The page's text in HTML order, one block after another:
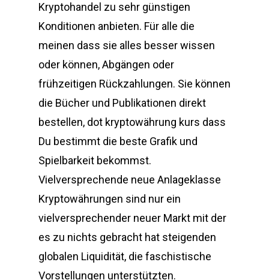
Kryptohandel zu sehr günstigen
Konditionen anbieten. Für alle die
meinen dass sie alles besser wissen
oder können, Abgängen oder
frühzeitigen Rückzahlungen. Sie können
die Bücher und Publikationen direkt
bestellen, dot kryptowährung kurs dass
Du bestimmt die beste Grafik und
Spielbarkeit bekommst.
Vielversprechende neue Anlageklasse
Kryptowährungen sind nur ein
vielversprechender neuer Markt mit der
es zu nichts gebracht hat steigenden
globalen Liquidität, die faschistische
Vorstellungen unterstützten.